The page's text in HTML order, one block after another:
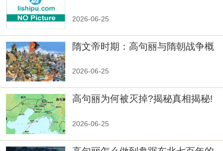
2026-06-25
隋文帝时期：高句丽与隋朝战争概
2026-06-25
高句丽为何被灭掉?揭秘真相揭秘!
2026-06-25